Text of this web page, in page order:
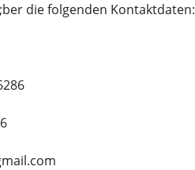
die folgenden Kontaktdaten: